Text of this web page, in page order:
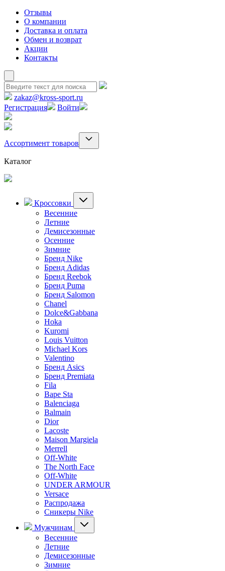
Отзывы
О компании
Доставка и оплата
Обмен и возврат
Акции
Контакты
zakaz@kross-sport.ru
Регистрация
Войти
Ассортимент товаров
Каталог
Кроссовки
Весенние
Летние
Демисезонные
Осенние
Зимние
Бренд Nike
Бренд Adidas
Бренд Reebok
Бренд Puma
Бренд Salomon
Chanel
Dolce&Gabbana
Hoka
Kuromi
Louis Vuitton
Michael Kors
Valentino
Бренд Asics
Бренд Premiata
Fila
Bape Sta
Balenciaga
Balmain
Dior
Lacoste
Maison Margiela
Merrell
Off-White
The North Face
Off-White
UNDER ARMOUR
Versace
Распродажа
Сникеры Nike
Мужчинам
Весенние
Летние
Демисезонные
Зимние